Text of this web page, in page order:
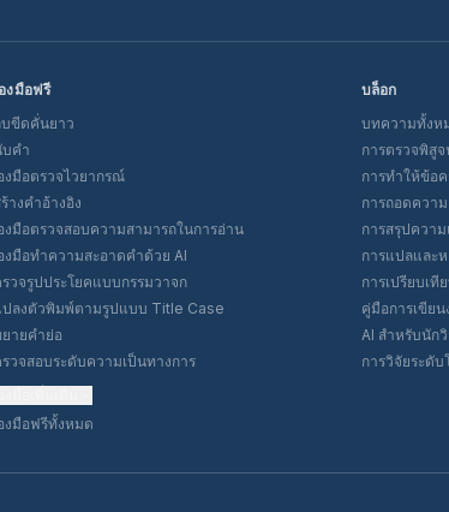
งมือฟรี
ขีดคั่นยาว
คำ
งมือตรวจไวยากรณ์
างคำอ้างอิง
งมือตรวจสอบความสามารถในการอ่าน
งมือทำความสะอาดคำด้วย AI
วจรูปประโยคแบบกรรมวาจก
ลงตัวพิมพ์ตามรูปแบบ Title Case
ายคำย่อ
วจสอบระดับความเป็นทางการ
งมือฟรีทั้งหมด
บล็อก
บทความทั้งห
การตรวจพิสู
การทำให้ข้อ
การถอดควา
การสรุปควา
การแปลและ
การเปรียบเ
คู่มือการเขีย
AI สำหรับนัก
การวิจัยระดับ